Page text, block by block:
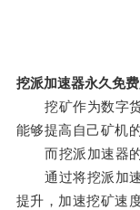
挖派加速器永久免
挖矿作为数字货
能够提高自己矿机
而挖派加速器的
通过将挖派加速
提升，加速挖矿速度